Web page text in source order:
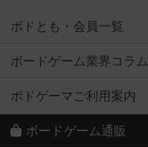
ボドとも・会員一覧
ボードゲーム業界コラム
ボドゲーマご利用案内
ボードゲーム通販